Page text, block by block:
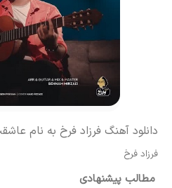
دانلود آهنگ فرزاد فرخ به نام
فرزاد فرخ
مطالب پیشنهادی